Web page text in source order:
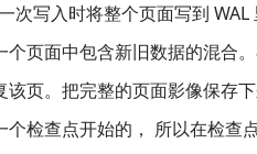
写入时将整个页面写到 WAL
页面中包含新旧数据的混合
页。把完整的页面影像保存
检查点开始的， 所以在检查